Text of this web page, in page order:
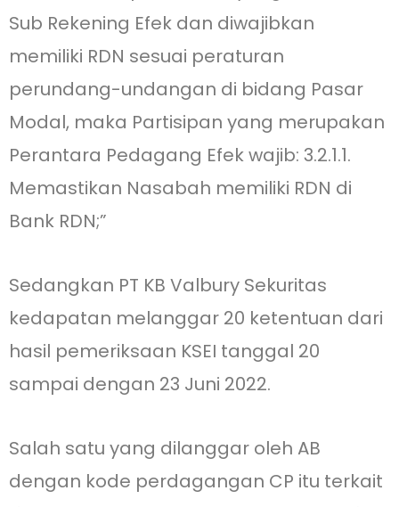
Sub Rekening Efek dan diwajibkan
memiliki RDN sesuai peraturan
perundang-undangan di bidang Pasar
Modal, maka Partisipan yang merupakan
Perantara Pedagang Efek wajib: 3.2.1.1.
Memastikan Nasabah memiliki RDN di
Bank RDN;”
Sedangkan PT KB Valbury Sekuritas
kedapatan melanggar 20 ketentuan dari
hasil pemeriksaan KSEI tanggal 20
sampai dengan 23 Juni 2022.
Salah satu yang dilanggar oleh AB
dengan kode perdagangan CP itu terkait